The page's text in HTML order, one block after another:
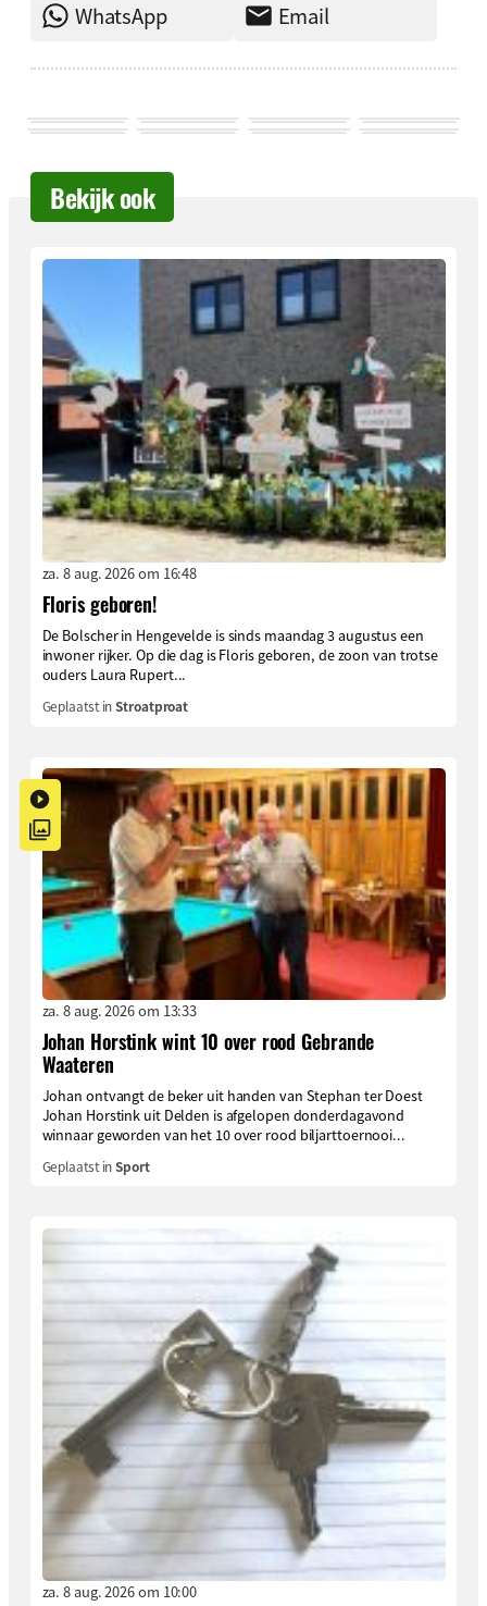
WhatsApp
Email
Bekijk ook
za. 8 aug. 2026 om 16:48
Floris geboren!
De Bolscher in Hengevelde is sinds maandag 3 augustus een
inwoner rijker. Op die dag is Floris geboren, de zoon van trotse
ouders Laura Rupert...
Geplaatst inStroatproat
za. 8 aug. 2026 om 13:33
Johan Horstink wint 10 over rood Gebrande
Waateren
Johan ontvangt de beker uit handen van Stephan ter Doest
Johan Horstink uit Delden is afgelopen donderdagavond
winnaar geworden van het 10 over rood biljarttoernooi...
Geplaatst inSport
za. 8 aug. 2026 om 10:00